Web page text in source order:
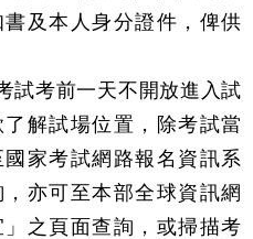
及本人身分證件，俾供
試考前一天不開放進入試
解試場位置，除考試當
家考試網路報名資訊系
亦可至本部全球資訊網
之頁面查詢，或掃描考